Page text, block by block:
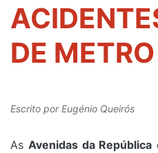
DE METRO
Escrito porEugénio Queirós
As Avenidas da República